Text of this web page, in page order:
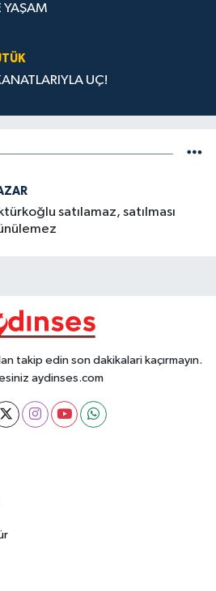
YAŞAM
UÇ!
satılamaz, satılması
takip edin son dakikalari kaçırmayın.
aydinses.com